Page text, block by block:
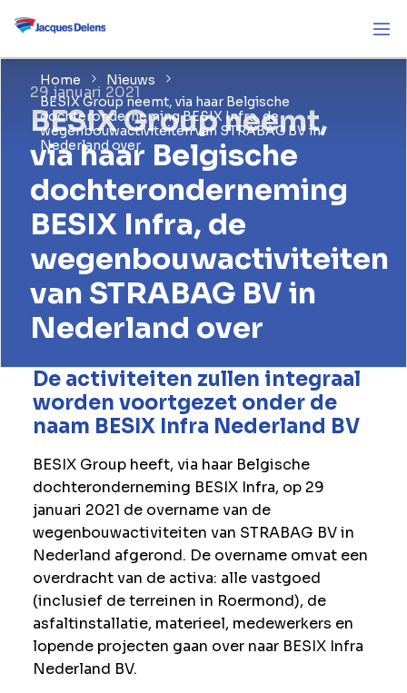
Home
Nieuws
BESIX Group neemt, via haar Belgische
dochteronderneming BESIX Infra, de
wegenbouwactiviteiten van STRABAG BV in
Nederland over
29 januari 2021
BESIX Group neemt,
via haar Belgische
dochteronderneming
BESIX Infra, de
wegenbouwactiviteiten
van STRABAG BV in
Nederland over
De activiteiten zullen integraal
worden voortgezet onder de
naam BESIX Infra Nederland BV
BESIX Group heeft, via haar Belgische
dochteronderneming BESIX Infra, op 29
januari 2021 de overname van de
wegenbouwactiviteiten van STRABAG BV in
Nederland afgerond. De overname omvat een
overdracht van de activa: alle vastgoed
(inclusief de terreinen in Roermond), de
asfaltinstallatie, materieel, medewerkers en
lopende projecten gaan over naar BESIX Infra
Nederland BV.